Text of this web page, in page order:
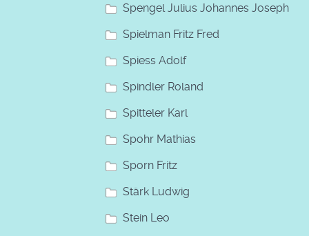
Spengel Julius Johannes Joseph
Spielman Fritz Fred
Spiess Adolf
Spindler Roland
Spitteler Karl
Spohr Mathias
Sporn Fritz
Stärk Ludwig
Stein Leo